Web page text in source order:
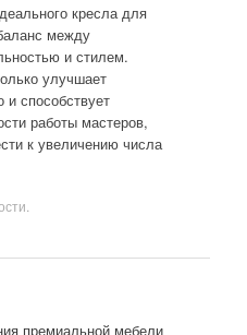
кресла для
между
и стилем.
улучшает
и способствует
работы мастеров,
к увеличению числа
премиальной мебели